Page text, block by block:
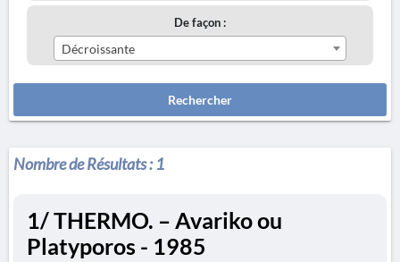
De façon :
Décroissante
Rechercher
Nombre de Résultats :1
1/ THERMO. – Avariko ou
Platyporos - 1985